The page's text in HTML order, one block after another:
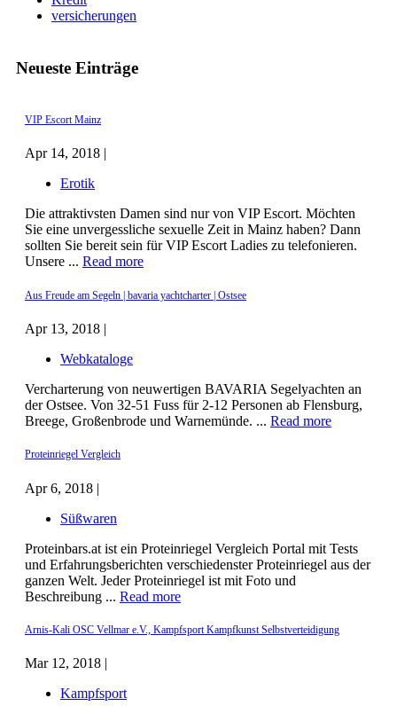
versicherungen
Neueste Einträge
VIP Escort Mainz
Apr 14, 2018 |
Erotik
Die attraktivsten Damen sind nur von VIP Escort. Möchten
Sie eine unvergessliche sexuelle Zeit in Mainz haben? Dann
sollten Sie bereit sein für VIP Escort Ladies zu telefonieren.
Unsere ... Read more
Aus Freude am Segeln | bavaria yachtcharter | Ostsee
Apr 13, 2018 |
Webkataloge
Vercharterung von neuwertigen BAVARIA Segelyachten an
der Ostsee. Von 32-51 Fuss für 2-12 Personen ab Flensburg,
Breege, Großenbrode und Warnemünde. ... Read more
Proteinriegel Vergleich
Apr 6, 2018 |
Süßwaren
Proteinbars.at ist ein Proteinriegel Vergleich Portal mit Tests
und Erfahrungsberichten verschiedenster Proteinriegel aus der
ganzen Welt. Jeder Proteinriegel ist mit Foto und
Beschreibung ... Read more
Arnis-Kali OSC Vellmar e.V., Kampfsport Kampfkunst Selbstverteidigung
Mar 12, 2018 |
Kampfsport